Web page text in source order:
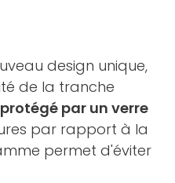
design unique,
de la tranche
par un verre
par rapport à la
permet d'éviter